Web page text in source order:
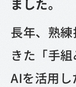
ました。
長年、熟
きた「手組
AIを活用